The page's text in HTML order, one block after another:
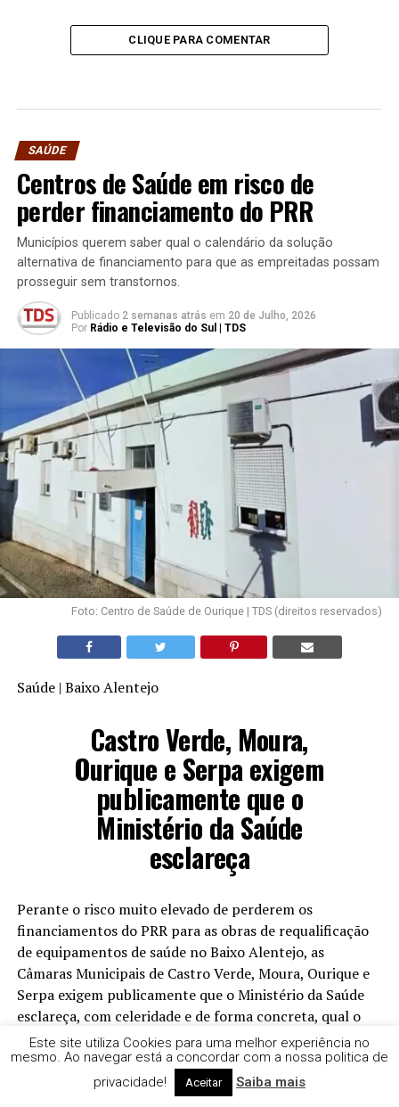
CLIQUE PARA COMENTAR
SAÚDE
Centros de Saúde em risco de
perder financiamento do PRR
Municípios querem saber qual o calendário da solução
alternativa de financiamento para que as empreitadas possam
prosseguir sem transtornos.
Publicado 2 semanas atrás em 20 de Julho, 2026
Por Rádio e Televisão do Sul | TDS
Foto: Centro de Saúde de Ourique | TDS (direitos reservados)
Saúde | Baixo Alentejo
Castro Verde, Moura,
Ourique e Serpa exigem
publicamente que o
Ministério da Saúde
esclareça
Perante o risco muito elevado de perderem os
financiamentos do PRR para as obras de requalificação
de equipamentos de saúde no Baixo Alentejo, as
Câmaras Municipais de Castro Verde, Moura, Ourique e
Serpa exigem publicamente que o Ministério da Saúde
esclareça, com celeridade e de forma concreta, qual o
calendário da solução alternativa de financiamento para
que as empreitadas possam prosseguir sem transtornos.
Depois de processos muito trabalhosos de articulação
Este site utiliza Cookies para uma melhor experiência no
mesmo. Ao navegar está a concordar com a nossa politica de
privacidade!
Aceitar Saiba mais